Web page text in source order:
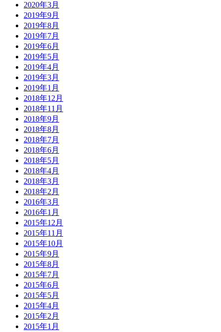
2020年3月
2019年9月
2019年8月
2019年7月
2019年6月
2019年5月
2019年4月
2019年3月
2019年1月
2018年12月
2018年11月
2018年9月
2018年8月
2018年7月
2018年6月
2018年5月
2018年4月
2018年3月
2018年2月
2016年3月
2016年1月
2015年12月
2015年11月
2015年10月
2015年9月
2015年8月
2015年7月
2015年6月
2015年5月
2015年4月
2015年2月
2015年1月